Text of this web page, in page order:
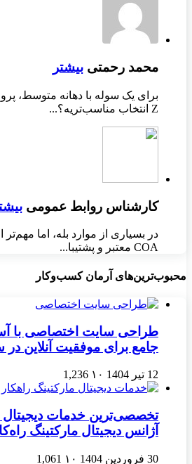
محمد رحمتی بیشتر
Z انتخاب مناسب‌تریه؟...
کارشناس روابط عمومی
در بسیاری از موارد بله، اما مهم‌تر
COA معتبر و پشتیبا...
محبوب‌ترین‌های آرمان کسب‌وکار
طراحی سایت اختصاصی با
جامع برای موفقیت آنلاین در سال
12 تیر 1404 ۱۰ 1,236
تخصصی‌ترین خدمات دیجیتال
آژانس دیجیتال مارکتینگ
30 فروردین 1404 ۱۰ 1,061